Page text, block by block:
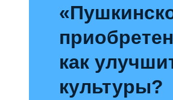
как
культуры?